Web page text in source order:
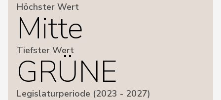
Höchster Wert
Mitte
Tiefster Wert
GRÜNE
Legislaturperiode (2023 - 2027)